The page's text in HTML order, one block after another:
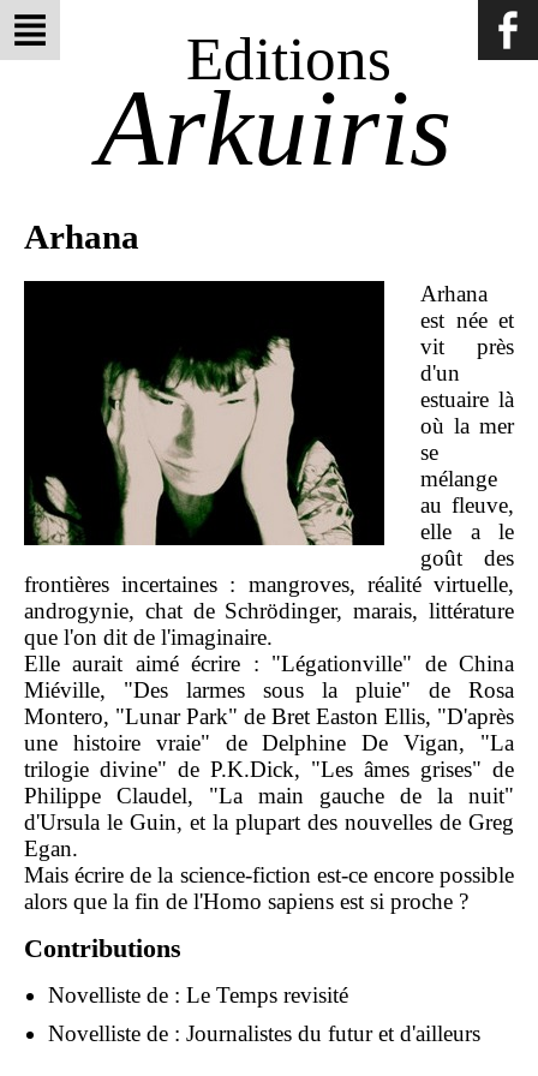
Editions
Arkuiris
Arhana
Arhana
est née et
vit près
d'un
estuaire là
où la mer
se
mélange
au fleuve,
elle a le
goût des
frontières incertaines : mangroves, réalité virtuelle,
androgynie, chat de Schrödinger, marais, littérature
que l'on dit de l'imaginaire.
Elle aurait aimé écrire : "Légationville" de China
Miéville, "Des larmes sous la pluie" de Rosa
Montero, "Lunar Park" de Bret Easton Ellis, "D'après
une histoire vraie" de Delphine De Vigan, "La
trilogie divine" de P.K.Dick, "Les âmes grises" de
Philippe Claudel, "La main gauche de la nuit"
d'Ursula le Guin, et la plupart des nouvelles de Greg
Egan.
Mais écrire de la science-fiction est-ce encore possible
alors que la fin de l'Homo sapiens est si proche ?
Contributions
Novelliste de : Le Temps revisité
Novelliste de : Journalistes du futur et d'ailleurs